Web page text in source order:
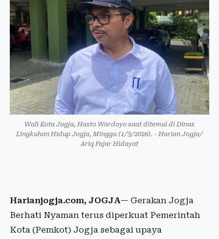
Wali Kota Jogja, Hasto Wardoyo saat ditemui di Dinas
Lingkuhan Hidup Jogja, Minggu (1/3/2026). - Harian Jogja/
Ariq Fajar Hidayat
Harianjogja.com, JOGJA— Gerakan Jogja
Berhati Nyaman terus diperkuat Pemerintah
Kota (Pemkot) Jogja sebagai upaya